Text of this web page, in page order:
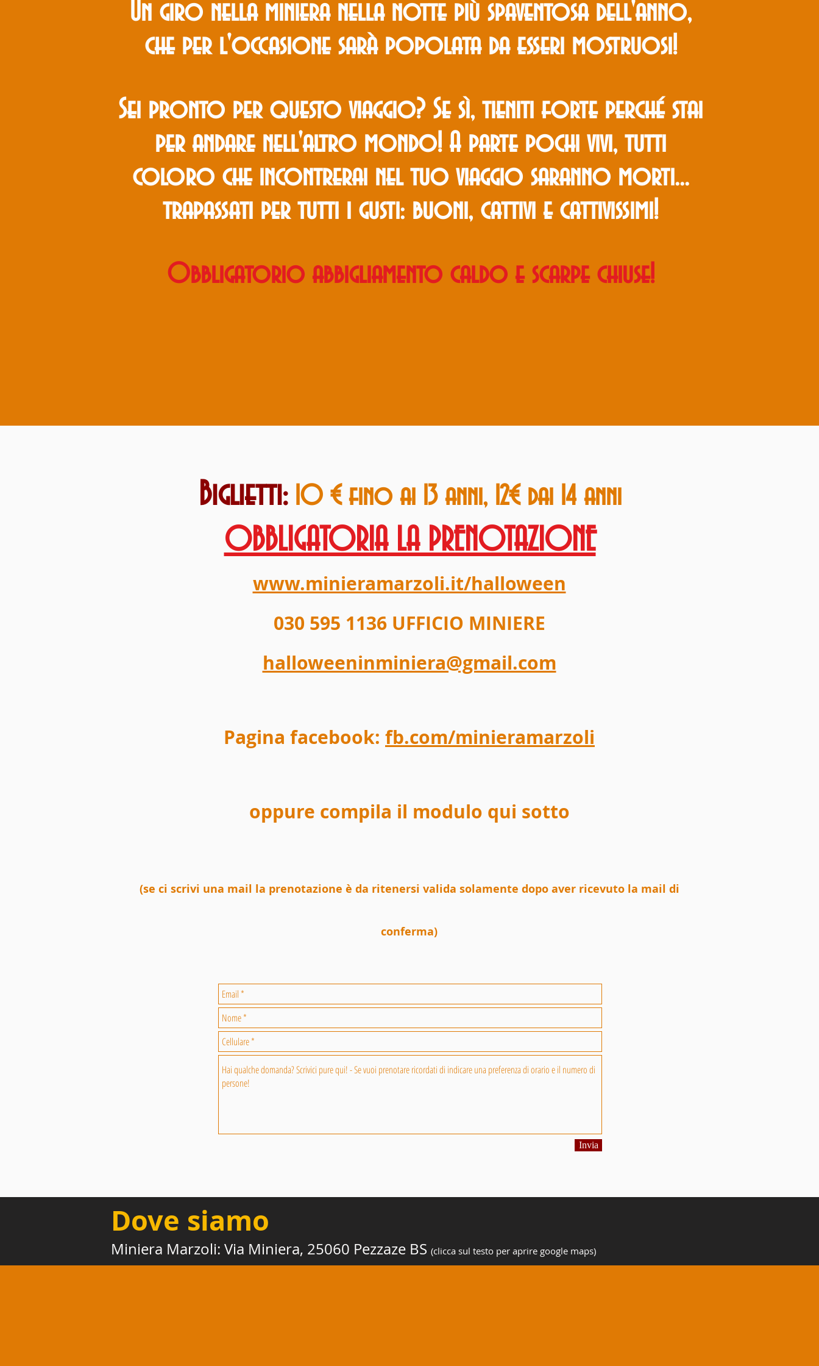
Un giro nella miniera nella notte più spaventosa dell'anno,
che per l'occasione sarà popolata da esseri mostruosi!
Sei pronto per questo viaggio? Se sì, tieniti forte perché stai
per andare nell'altro mondo! A parte pochi vivi, tutti
coloro che incontrerai nel tuo viaggio saranno morti...
trapassati per tutti i gusti: buoni, cattivi e cattivissimi!
Obbligatorio abbigliamento caldo e scarpe chiuse!
Biglietti:10 € fino ai 13 anni, 12€ dai 14 anni
OBBLIGATORIA LA PRENOTAZIONE
www.minieramarzoli.it/halloween
030 595 1136 UFFICIO MINIERE
halloweeninminiera@gmail.com
Pagina facebook: fb.com/minieramarzoli
oppure compila il modulo qui sotto
(se ci scrivi una mail la prenotazione è da ritenersi valida solamente dopo aver ricevuto la mail di
conferma)
Invia
Dove siamo
Miniera Marzoli: Via Miniera, 25060 Pezzaze BS (clicca sul testo per aprire google maps)